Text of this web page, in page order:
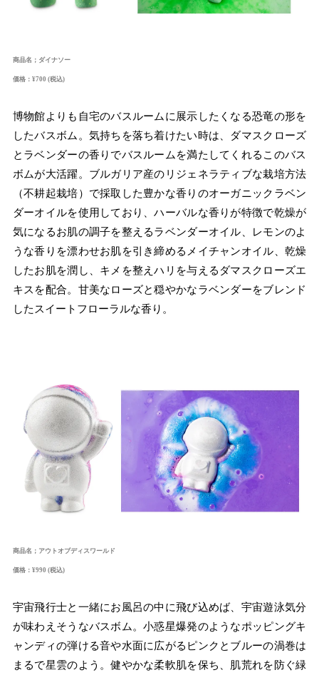
商品名；ダイナソー
価格：¥700 (税込)
博物館よりも自宅のバスルームに展示したくなる恐竜の形を
したバスボム。気持ちを落ち着けたい時は、ダマスクローズ
とラベンダーの香りでバスルームを満たしてくれるこのバス
ボムが大活躍。ブルガリア産のリジェネラティブな栽培方法
（不耕起栽培）で採取した豊かな香りのオーガニックラベン
ダーオイルを使用しており、ハーバルな香りが特徴で乾燥が
気になるお肌の調子を整えるラベンダーオイル、レモンのよ
うな香りを漂わせお肌を引き締めるメイチャンオイル、乾燥
したお肌を潤し、キメを整えハリを与えるダマスクローズエ
キスを配合。甘美なローズと穏やかなラベンダーをブレンド
したスイートフローラルな香り。
商品名；アウトオブディスワールド
価格：¥990 (税込)
宇宙飛行士と一緒にお風呂の中に飛び込めば、宇宙遊泳気分
が味わえそうなバスボム。小惑星爆発のようなポッピングキ
ャンディの弾ける音や水面に広がるピンクとブルーの渦巻は
まるで星雲のよう。健やかな柔軟肌を保ち、肌荒れを防ぐ緑